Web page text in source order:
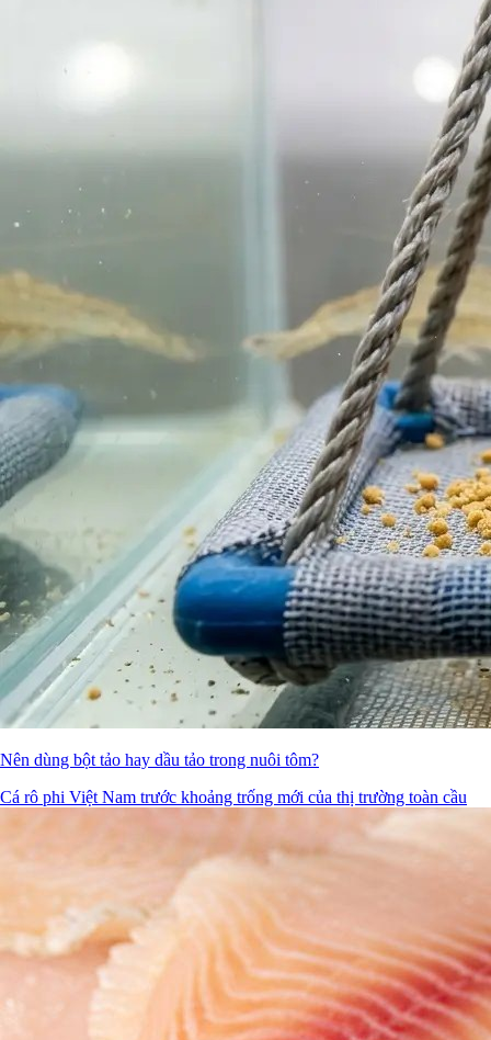
Nên dùng bột tảo hay dầu tảo trong nuôi tôm?
Cá rô phi Việt Nam trước khoảng trống mới của thị trường toàn cầu